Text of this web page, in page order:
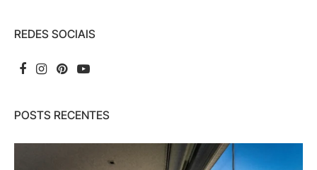
REDES SOCIAIS
POSTS RECENTES